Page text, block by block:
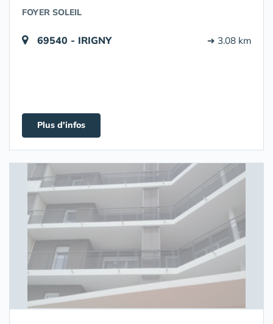
FOYER SOLEIL
69540 - IRIGNY ➔ 3.08 km
Plus d'infos